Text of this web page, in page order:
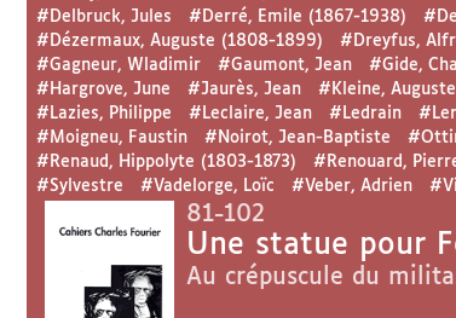
#Delbruck, Jules
#Derré, Emile (1867-1938)
#Dézermaux, Auguste (1808-1899)
#Dreyfus,
#Gagneur, Wladimir
#Gaumont, Jean #Gide,
#Hargrove, June
#Jaurès, Jean #Kleine, Auguste
#Lazies, Philippe
#Leclaire, Jean #Ledrain
#Moigneu, Faustin
#Noirot, Jean-Baptiste
#Renaud, Hippolyte (1803-1873)
#Renouard,
#Sylvestre
#Vadelorge, Loïc #Veber, Adrien
81-102
Une statue pour
Au crépuscule du